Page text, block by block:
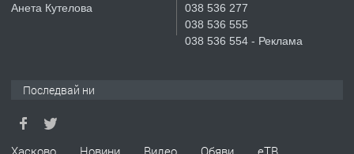
ПРЕДЛАГА СГЛОБЯВАНЕ НА МЕБЕЛИ.
ПРЕДЛАГА
Анета Кутелова
038 536 277
038 536 555
038 536 554 - Реклама
Последвай ни
Хасково Новини Видео Обяви еТВ